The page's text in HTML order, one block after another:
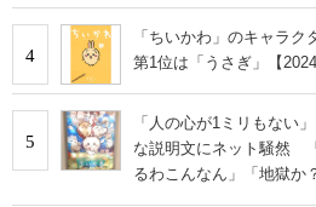
4
「ちいかわ」のキャラ
第1位は「うさぎ」【
5
「人の心が1ミリもない
な説明文にネット騒然
るわこんなん」「地獄か